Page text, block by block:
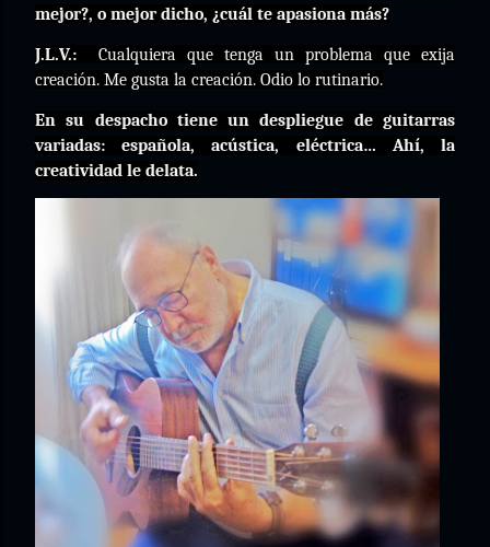
mejor?, o mejor dicho, ¿cuál te apasiona más?
J.L.V.:
Cualquiera que tenga un problema que exija
creación. Me gusta la creación. Odio lo rutinario.
En su despacho tiene un despliegue de guitarras
variadas: española, acústica, eléctrica… Ahí, la
creatividad le delata.